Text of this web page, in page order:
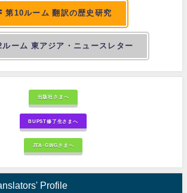
第10ルーム 翻訳の歴史研究
ルーム 東アジア・ニュースレター
出版社さまへ
BUPST修了生さまへ
JTA-GWGさまへ
Profile